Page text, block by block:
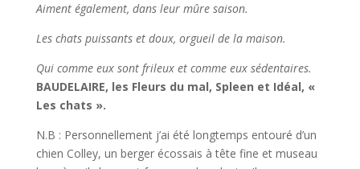
Aiment également, dans leur mûre saison.
Les chats puissants et doux, orgueil de la maison.
Qui comme eux sont frileux et comme eux sédentaires.
BAUDELAIRE, les Fleurs du mal, Spleen et Idéal, «
Les chats ».
N.B : Personnellement j’ai été longtemps entouré d’un
chien Colley, un berger écossais à tête fine et museau